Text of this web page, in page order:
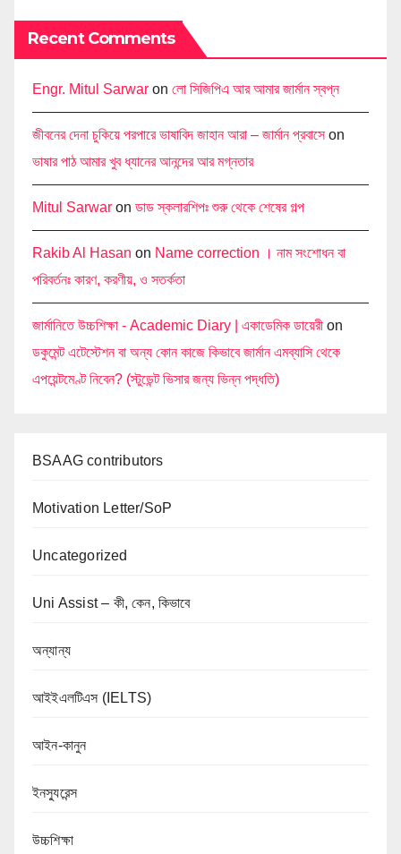
Recent Comments
Engr. Mitul Sarwar on লো সিজিপিএ আর আমার জার্মান স্বপ্ন
জীবনের দেনা চুকিয়ে পরপারে ভাষাবিদ জাহান আরা – জার্মান প্রবাসেon
ভাষার পাঠ আমার খুব ধ্যানের আনন্দের আর মগ্নতার
Mitul Sarwar on ডাড স্কলারশিপঃ শুরু থেকে শেষের গল্প
Rakib Al Hasan on Name correction । নাম সংশোধন বা
পরিবর্তনঃ কারণ, করণীয়, ও সতর্কতা
জার্মানিতে উচ্চশিক্ষা - Academic Diary | একাডেমিক ডায়েরী on
ডকুমেন্ট এটেস্টেশন বা অন্য কোন কাজে কিভাবে জার্মান এমব্যাসি থেকে
এপয়েন্টমেণ্ট নিবেন? (স্টুডেন্ট ভিসার জন্য ভিন্ন পদ্ধতি)
BSAAG contributors
Motivation Letter/SoP
Uncategorized
Uni Assist – কী, কেন, কিভাবে
অন্যান্য
আইইএলটিএস (IELTS)
আইন-কানুন
ইনস্যুরেন্স
উচ্চশিক্ষা